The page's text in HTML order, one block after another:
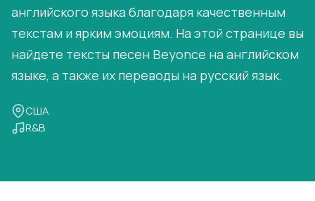
английского языка благодаря качественным
текстам и ярким эмоциям. На этой странице вы
найдете тексты песен Beyonce на английском
языке, а также их переводы на русский язык.
США
R&B